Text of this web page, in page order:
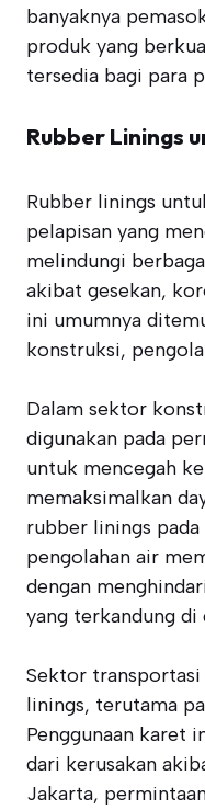
banyaknya
produk yang
tersedia bagi para
Rubber Linings
Rubber linings
pelapisan yang
melindungi
akibat gesekan,
ini umumnya
konstruksi,
Dalam sektor
digunakan pada
untuk mencegah
memaksimalkan
rubber linings
pengolahan air
dengan
yang terkandung di
Sektor
linings, terutama
Penggunaan karet
dari kerusakan
Jakarta,